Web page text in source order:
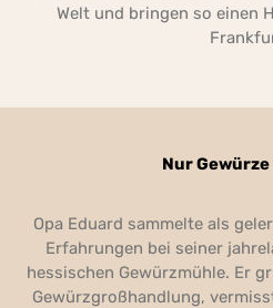
Welt und bringen so einen
Nur
Opa Eduard sammelte als
Erfahrungen bei seiner
hessischen Gewürzmühle. Er
Gewürzgroßhandlung,